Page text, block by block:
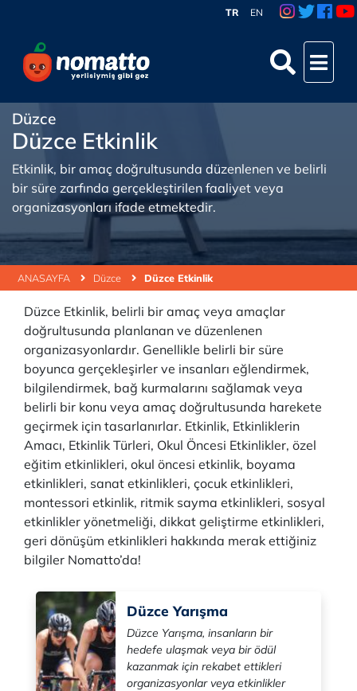
TR EN
ANASAYFA Düzce Düzce Etkinlik
Düzce
Düzce Etkinlik
Etkinlik, bir amaç doğrultusunda düzenlenen ve belirli
bir süre zarfında gerçekleştirilen faaliyet veya
organizasyonları ifade etmektedir.
Düzce Etkinlik, belirli bir amaç veya amaçlar
doğrultusunda planlanan ve düzenlenen
organizasyonlardır. Genellikle belirli bir süre
boyunca gerçekleşirler ve insanları eğlendirmek,
bilgilendirmek, bağ kurmalarını sağlamak veya
belirli bir konu veya amaç doğrultusunda harekete
geçirmek için tasarlanırlar. Etkinlik, Etkinliklerin
Amacı, Etkinlik Türleri, Okul Öncesi Etkinlikler, özel
eğitim etkinlikleri, okul öncesi etkinlik, boyama
etkinlikleri, sanat etkinlikleri, çocuk etkinlikleri,
montessori etkinlik, ritmik sayma etkinlikleri, sosyal
etkinlikler yönetmeliği, dikkat geliştirme etkinlikleri,
geri dönüşüm etkinlikleri hakkında merak ettiğiniz
bilgiler Nomatto’da!
Düzce Yarışma
Düzce Yarışma, insanların bir
hedefe ulaşmak veya bir ödül
kazanmak için rekabet ettikleri
organizasyonlar veya etkinlikler